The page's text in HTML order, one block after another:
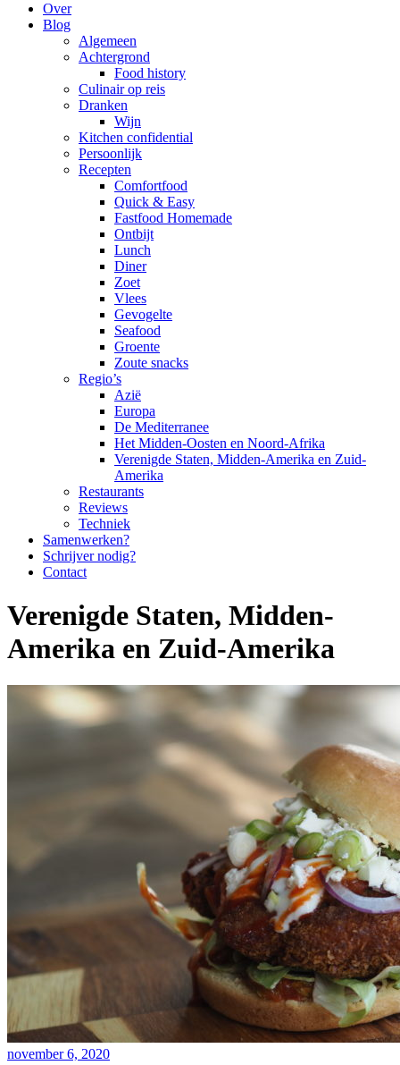
Over
Blog
Algemeen
Achtergrond
Food history
Culinair op reis
Dranken
Wijn
Kitchen confidential
Persoonlijk
Recepten
Comfortfood
Quick & Easy
Fastfood Homemade
Ontbijt
Lunch
Diner
Zoet
Vlees
Gevogelte
Seafood
Groente
Zoute snacks
Regio’s
Azië
Europa
De Mediterranee
Het Midden-Oosten en Noord-Afrika
Verenigde Staten, Midden-Amerika en Zuid-
Amerika
Restaurants
Reviews
Techniek
Samenwerken?
Schrijver nodig?
Contact
Verenigde Staten, Midden-
Amerika en Zuid-Amerika
november 6, 2020